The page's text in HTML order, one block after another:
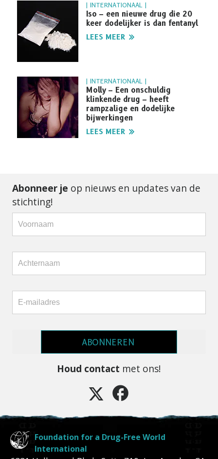
| INTERNATIONAAL |
Iso – een nieuwe drug die 20
keer dodelijker is dan fentanyl
LEES MEER
| INTERNATIONAAL |
Molly – Een onschuldig
klinkende drug – heeft
rampzalige en dodelijke
bijwerkingen
LEES MEER
Abonneer je op nieuws en updates van de
stichting!
ABONNEREN
Houd contact met ons!
Foundation for a Drug-Free World
International